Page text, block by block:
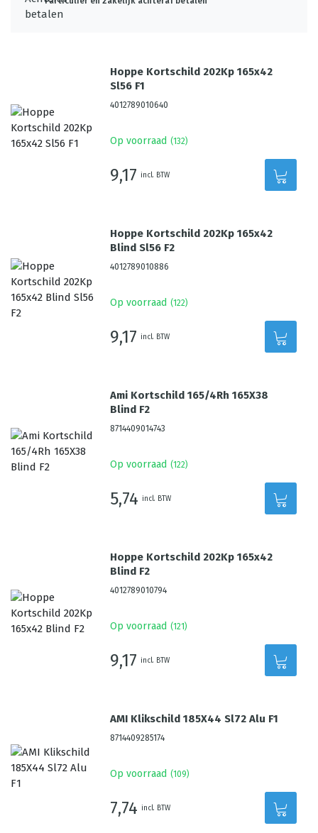
Hoppe Kortschild 202Kp 165x42
Sl56 F1
4012789010640
Op voorraad (132)
9,17 incl. BTW
Hoppe Kortschild 202Kp 165x42
Blind Sl56 F2
4012789010886
Op voorraad (122)
9,17 incl. BTW
Ami Kortschild 165/4Rh 165X38
Blind F2
8714409014743
Op voorraad (122)
5,74 incl. BTW
Hoppe Kortschild 202Kp 165x42
Blind F2
4012789010794
Op voorraad (121 )
9,17 incl. BTW
AMI Klikschild 185X44 Sl72 Alu F1
8714409285174
Op voorraad (109)
7,74 incl. BTW